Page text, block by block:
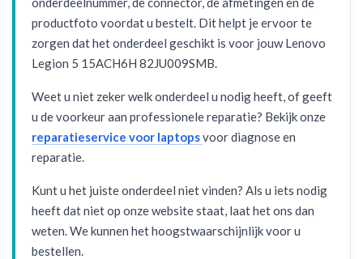
productfoto voordat u bestelt. Dit helpt je ervoor te
zorgen dat het onderdeel geschikt is voor jouw Lenovo
Legion 5 15ACH6H 82JU009SMB.
Weet u niet zeker welk onderdeel u nodig heeft, of geeft
u de voorkeur aan professionele reparatie? Bekijk onze
reparatieservice voor laptopsvoor diagnose en
reparatie.
Kunt u het juiste onderdeel niet vinden? Als u iets nodig
heeft dat niet op onze website staat, laat het ons dan
weten. We kunnen het hoogstwaarschijnlijk voor u
bestellen.